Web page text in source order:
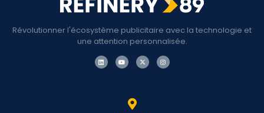
Révolutionner l'écosystème publicitaire avec la technologie et
une attention personnalisée.